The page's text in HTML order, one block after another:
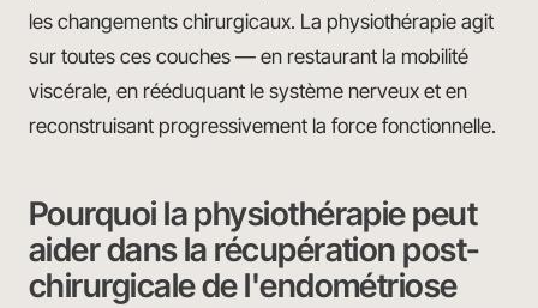
les changements chirurgicaux. La physiothérapie agit
sur toutes ces couches — en restaurant la mobilité
viscérale, en rééduquant le système nerveux et en
reconstruisant progressivement la force fonctionnelle.
Pourquoi la physiothérapie peut
aider dans la récupération post-
chirurgicale de l'endométriose